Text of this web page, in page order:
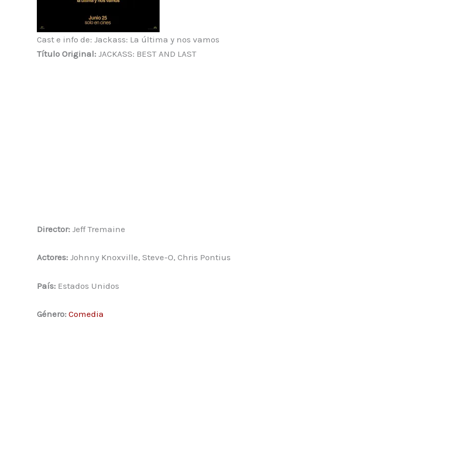
Cast e info de: Jackass: La última y nos vamos
Título Original: JACKASS: BEST AND LAST
Director: Jeff Tremaine
Actores: Johnny Knoxville, Steve-O, Chris Pontius
País: Estados Unidos
Género: Comedia